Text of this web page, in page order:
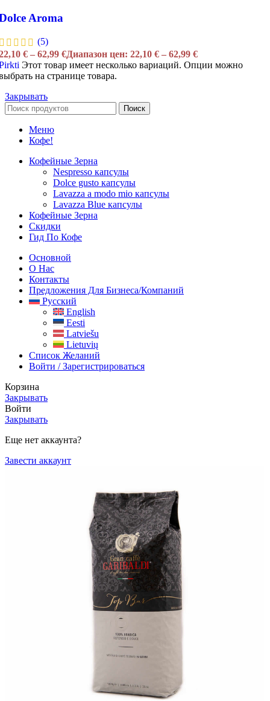
Aroma
(5)
€ – 62,99 €Диапазон цен: 22,10 € – 62,99 €
Этот товар имеет несколько вариаций. Опции можно
на странице товара.
Закрывать
Поиск
Меню
Кофе!
Кофейные Зерна
Nespresso капсулы
Dolce gusto капсулы
Lavazza a modo mio капсулы
Lavazza Blue капсулы
Кофейные Зерна
Скидки
Гид По Кофе
Основной
О Нас
Контакты
Предложения Для Бизнеса/компаний
Русский
English
Eesti
Latviešu
Lietuvių
Список Желаний
Войти / Зарегистрироваться
Корзина
Закрывать
Войти
Закрывать
Еще нет аккаунта?
Завести аккаунт